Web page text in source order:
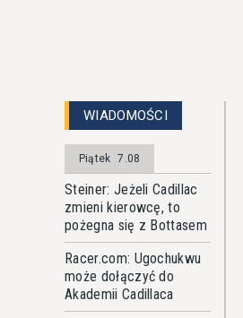
WIADOMOŚCI
Piątek 7.08
Steiner: Jeżeli Cadillac
zmieni kierowcę, to
pożegna się z Bottasem
Racer.com: Ugochukwu
może dołączyć do
Akademii Cadillaca